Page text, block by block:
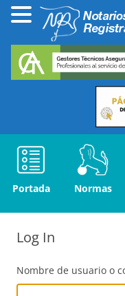
Portada Normas
Log In
Nombre de usuario o